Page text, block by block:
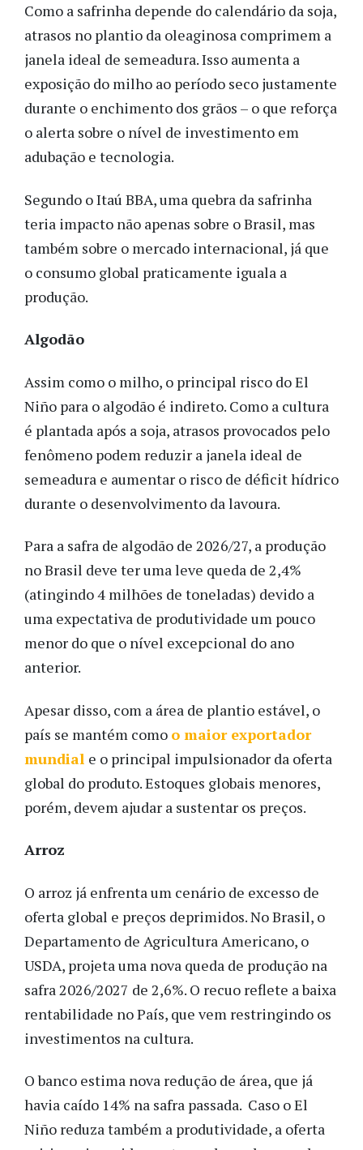
Como a safrinha depende do calendário da soja,
atrasos no plantio da oleaginosa comprimem a
janela ideal de semeadura. Isso aumenta a
exposição do milho ao período seco justamente
durante o enchimento dos grãos – o que reforça
o alerta sobre o nível de investimento em
adubação e tecnologia.
Segundo o Itaú BBA, uma quebra da safrinha
teria impacto não apenas sobre o Brasil, mas
também sobre o mercado internacional, já que
o consumo global praticamente iguala a
produção.
Algodão
Assim como o milho, o principal risco do El
Niño para o algodão é indireto. Como a cultura
é plantada após a soja, atrasos provocados pelo
fenômeno podem reduzir a janela ideal de
semeadura e aumentar o risco de déficit hídrico
durante o desenvolvimento da lavoura.
Para a safra de algodão de 2026/27, a produção
no Brasil deve ter uma leve queda de 2,4%
(atingindo 4 milhões de toneladas) devido a
uma expectativa de produtividade um pouco
menor do que o nível excepcional do ano
anterior.
Apesar disso, com a área de plantio estável, o
país se mantém como o maior exportador
mundial e o principal impulsionador da oferta
global do produto. Estoques globais menores,
porém, devem ajudar a sustentar os preços.
Arroz
O arroz já enfrenta um cenário de excesso de
oferta global e preços deprimidos. No Brasil, o
Departamento de Agricultura Americano, o
USDA, projeta uma nova queda de produção na
safra 2026/2027 de 2,6%. O recuo reflete a baixa
rentabilidade no País, que vem restringindo os
investimentos na cultura.
O banco estima nova redução de área, que já
havia caído 14% na safra passada. Caso o El
Niño reduza também a produtividade, a oferta